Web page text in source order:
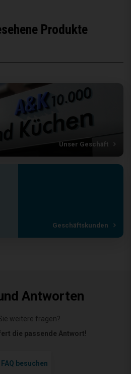
Produkte
Unser Geschäft
Geschäftskunden
Antworten
weitere fragen?
die passende Antwort!
FAQ besuchen